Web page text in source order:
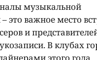
музыкальной
это важное место
и
В клубах